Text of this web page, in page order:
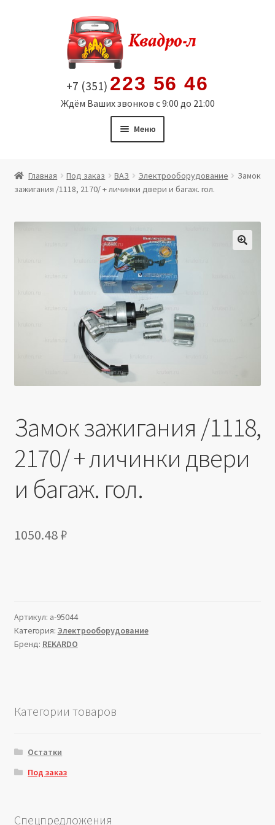
содержимому
+7 (351) 223 56 46
Ждём Ваших звонков с 9:00 до 21:00
Меню
Витрина
Мой аккаунт
Политика в отношении обработки персональных
Юридические данные
Главная Под заказ ВАЗ Электрооборудование
Замок
зажигания /1118, 2170/ + личинки двери и багаж. гол.
Замок зажигания /1118,
2170/ + личинки двери
и багаж. гол.
1050.48₽
Артикул: a-95044
Категория: Электрооборудование
Бренд: REKARDO
Категории товаров
Остатки
Под заказ
Спецпредложения